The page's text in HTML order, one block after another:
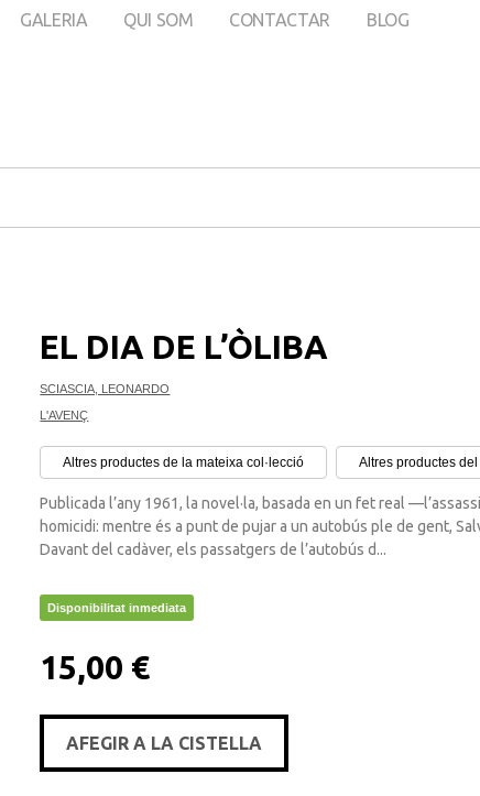
GALERIA QUI SOM CONTACTAR BLOG
EL DIA DE L’ÒLIBA
SCIASCIA, LEONARDO
L'AVENÇ
Altres productes de la mateixa col·lecció Altres productes
Publicada l’any 1961, la novel·la, basada en un fet real
homicidi: mentre és a punt de pujar a un autobús ple de gent,
Davant del cadàver, els passatgers de l’autobús d...
Disponibilitat inmediata
15,00 €
AFEGIR A LA CISTELLA